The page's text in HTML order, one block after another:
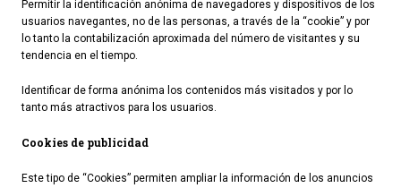
Permitir la identificación anónima de navegadores y dispositivos de los
usuarios navegantes, no de las personas, a través de la “cookie” y por
lo tanto la contabilización aproximada del número de visitantes y su
tendencia en el tiempo.
Identificar de forma anónima los contenidos más visitados y por lo
tanto más atractivos para los usuarios.
Cookies de publicidad
Este tipo de “Cookies” permiten ampliar la información de los anuncios